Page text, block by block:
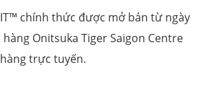
chính thức được mở bán từ ngày
hàng Onitsuka Tiger Saigon Centre
trực tuyến.